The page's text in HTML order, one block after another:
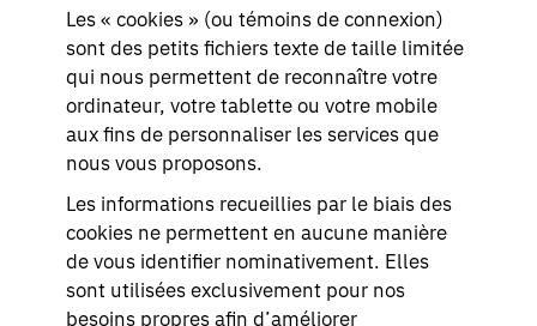
Les « cookies » (ou témoins de connexion)
sont des petits fichiers texte de taille limitée
qui nous permettent de reconnaître votre
ordinateur, votre tablette ou votre mobile
aux fins de personnaliser les services que
nous vous proposons.
Les informations recueillies par le biais des
cookies ne permettent en aucune manière
de vous identifier nominativement. Elles
sont utilisées exclusivement pour nos
besoins propres afin d’améliorer